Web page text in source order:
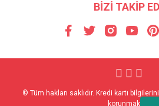
BİZİ TAKİP
© Tüm hakları saklıdır. Kredi kartı
korunmaktadır.